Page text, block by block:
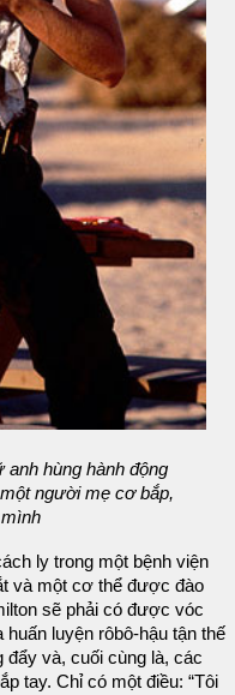
hùng hành động
người mẹ cơ bắp,
ly trong một bệnh viện
và một cơ thể được đào
sẽ phải có được vóc
luyện rôbô-hậu tận thế
đẩy và, cuối cùng là, các
tay. Chỉ có một điều: “Tôi